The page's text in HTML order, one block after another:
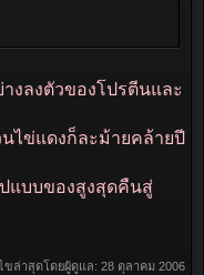
งลงตัวของโปรตีนและ
ไข่แดงก็ละม้ายคล้ายปี
แบบของสูงสุดคืนสู่
ขล่าสุดโดยผู้ดูแล: 28 ตุลาคม 2006